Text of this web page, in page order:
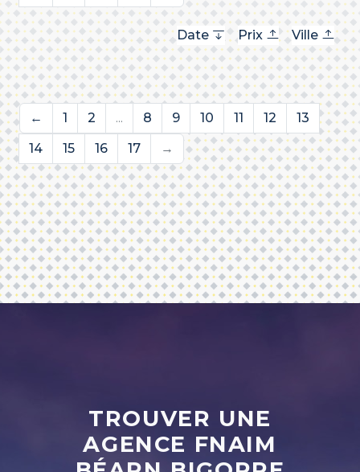
Date Prix Ville
← 1 2 ... 8 9 10 11 12
13
14
15 16 17 →
TROUVER UNE
AGENCE FNAIM